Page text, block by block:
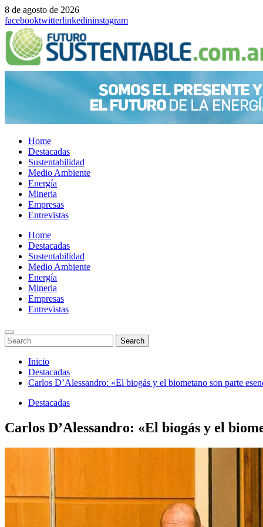
8 de agosto de 2026
facebooktwitterlinkedininstagram
Home
Destacadas
Sustentabilidad
Medio Ambiente
Energía
Mineria
Empresas
Entrevistas
Menu
Home
Destacadas
Sustentabilidad
Medio Ambiente
Energía
Mineria
Empresas
Entrevistas
Enter
Keyword
Search
for:
Search
Search
Saltar
contenido
Inicio
Destacadas
Carlos D’Alessandro: «El biogás y el biometano son parte
Destacadas
Carlos D’Alessandro: «El biogás y el